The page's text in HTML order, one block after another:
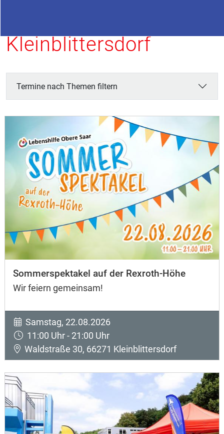
Kleinblittersdorf
Termine nach Themen filtern
Sommerspektakel auf der Rexroth-Höhe
Wir feiern gemeinsam!
Samstag, 22.08.2026
11:00 Uhr - 21:00 Uhr
Waldstraße 30, 66271 Kleinblittersdorf